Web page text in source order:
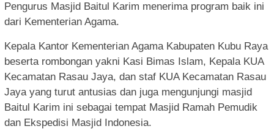
Pengurus Masjid Baitul Karim menerima program baik ini
dari Kementerian Agama.
Kepala Kantor Kementerian Agama Kabupaten Kubu Raya
beserta rombongan yakni Kasi Bimas Islam, Kepala KUA
Kecamatan Rasau Jaya, dan staf KUA Kecamatan Rasau
Jaya yang turut antusias dan juga mengunjungi masjid
Baitul Karim ini sebagai tempat Masjid Ramah Pemudik
dan Ekspedisi Masjid Indonesia.